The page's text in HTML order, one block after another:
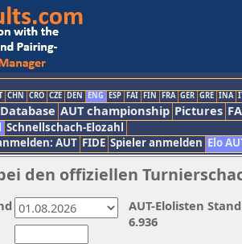
CHN CRO CZE DEN ENG ESP FAI FIN FRA GER GRE INA
AUT championship Pictures
Schnellschach-Elozahl
AUT FIDE Spieler anmelden Elo
den offiziellen
AUT-Elolisten
6.936